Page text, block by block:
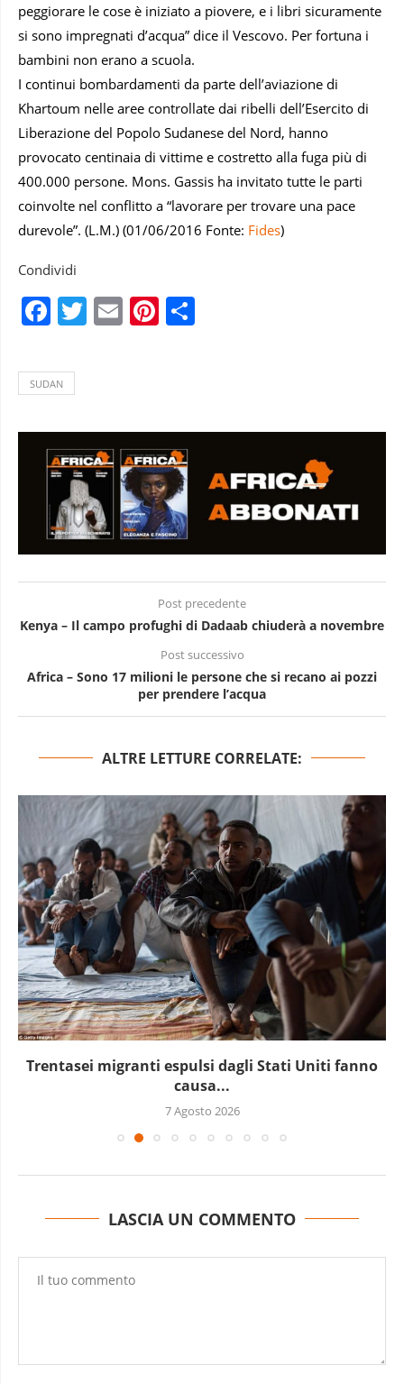
peggiorare le cose è iniziato a piovere, e i libri sicuramente
si sono impregnati d’acqua” dice il Vescovo. Per fortuna i
bambini non erano a scuola.
I continui bombardamenti da parte dell’aviazione di
Khartoum nelle aree controllate dai ribelli dell’Esercito di
Liberazione del Popolo Sudanese del Nord, hanno
provocato centinaia di vittime e costretto alla fuga più di
400.000 persone. Mons. Gassis ha invitato tutte le parti
coinvolte nel conflitto a “lavorare per trovare una pace
durevole”. (L.M.) (01/06/2016 Fonte: Fides)
Condividi
Facebook
Twitter
EmailPinterest
SUDAN
Post precedente
Kenya – Il campo profughi di Dadaab chiuderà a novembre
Post successivo
Africa – Sono 17 milioni le persone che si recano ai pozzi
per prendere l’acqua
ALTRE LETTURE CORRELATE:
Trentasei migranti espulsi dagli Stati Uniti fanno
causa...
7 Agosto 2026
LASCIA UN COMMENTO